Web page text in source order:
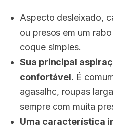
Aspecto desleixado,
ou presos em um
coque simples.
Sua principal
confortável. É
agasalho, roupas
sempre com muita
Uma característica